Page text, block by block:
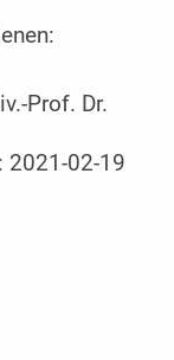
Prof. Dr.
2021-02-19